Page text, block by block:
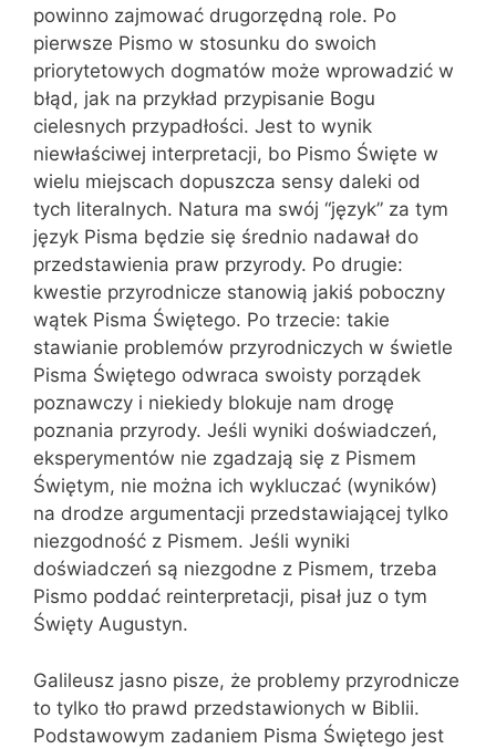
powinno zajmować drugorzędną role. Po
pierwsze Pismo w stosunku do swoich
priorytetowych dogmatów może wprowadzić w
błąd, jak na przykład przypisanie Bogu
cielesnych przypadłości. Jest to wynik
niewłaściwej interpretacji, bo Pismo Święte w
wielu miejscach dopuszcza sensy daleki od
tych literalnych. Natura ma swój “język” za tym
język Pisma będzie się średnio nadawał do
przedstawienia praw przyrody. Po drugie:
kwestie przyrodnicze stanowią jakiś poboczny
wątek Pisma Świętego. Po trzecie: takie
stawianie problemów przyrodniczych w świetle
Pisma Świętego odwraca swoisty porządek
poznawczy i niekiedy blokuje nam drogę
poznania przyrody. Jeśli wyniki doświadczeń,
eksperymentów nie zgadzają się z Pismem
Świętym, nie można ich wykluczać (wyników)
na drodze argumentacji przedstawiającej tylko
niezgodność z Pismem. Jeśli wyniki
doświadczeń są niezgodne z Pismem, trzeba
Pismo poddać reinterpretacji, pisał juz o tym
Święty Augustyn.
Galileusz jasno pisze, że problemy przyrodnicze
to tylko tło prawd przedstawionych w Biblii.
Podstawowym zadaniem Pisma Świętego jest